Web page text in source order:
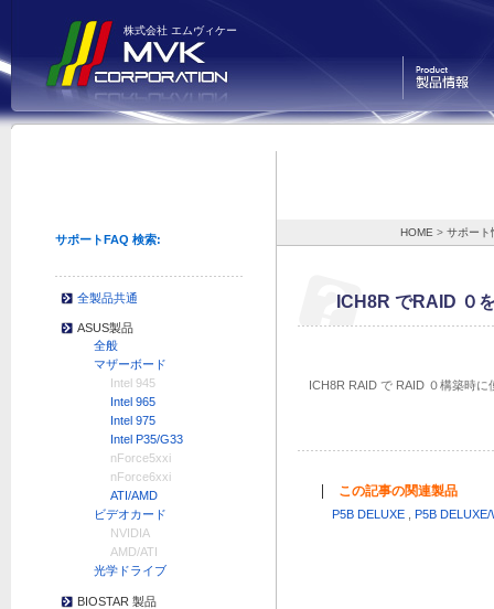
株式会社 エムヴィケー
HOME > サポート
ICH8R でRAID ０
ICH8R RAID で RAID ０構築時
この記事の関連製品
P5B DELUXE P5B
サポートFAQ 検索:
全製品共通
ASUS製品
全般
マザーボード
Intel 945
Intel 965
Intel 975
Intel P35/G33
nForce5xxi
nForce6xxi
ATI/AMD
ビデオカード
NVIDIA
AMD/ATI
光学ドライブ
BIOSTAR 製品